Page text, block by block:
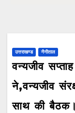
उत्तराखण्ड नैनीताल
वन्यजीव
ने,वन्यजीव
साथ की बैठक।